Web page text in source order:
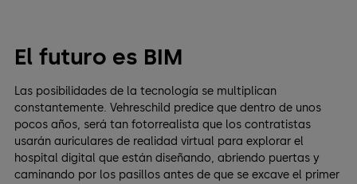
El futuro es BIM
Las posibilidades de la tecnología se multiplican
constantemente. Vehreschild predice que dentro de unos
pocos años, será tan fotorrealista que los contratistas
usarán auriculares de realidad virtual para explorar el
hospital digital que están diseñando, abriendo puertas y
caminando por los pasillos antes de que se excave el primer